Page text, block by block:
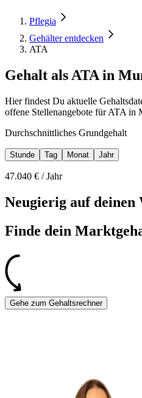
Pflegia
Gehälter entdecken
ATA
Gehalt als ATA in
Hier findest Du aktuelle
offene Stellenangebote für ATA in
Durchschnittliches Grundgehalt
Stunde Tag Monat Jahr
47.040 € /Jahr
Neugierig auf deinen
Finde dein
Gehe zum Gehaltsrechner